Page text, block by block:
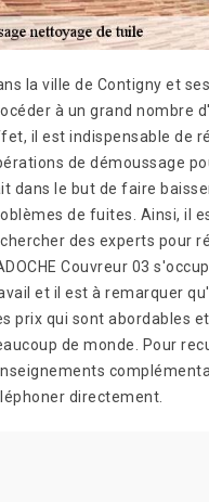
la ville de Contigny et
à un grand nombre
il est indispensable de
de démoussage
dans le but de faire
de fuites. Ainsi, il
des experts pour
Couvreur 03
et il est à remarquer
prix qui sont abordables
de monde. Pour
directement.